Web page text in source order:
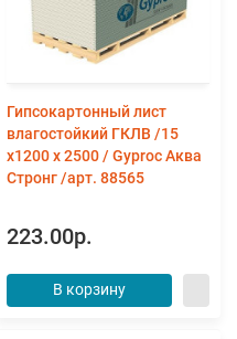
Гипсокартонный лист
влагостойкий ГКЛВ /15
х1200 х 2500 / Gyproc Аква
Стронг /арт. 88565
223.00р.
В корзину